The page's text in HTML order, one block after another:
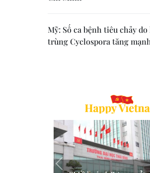
Mỹ: Số ca bệnh tiêu chảy
trùng Cyclospora tăng